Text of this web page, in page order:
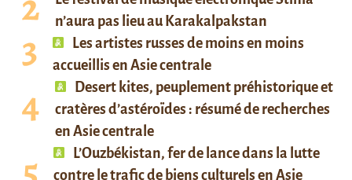
n’aura pas lieu au Karakalpakstan
Les artistes russes de moins en moins
accueillis en Asie centrale
Desert kites, peuplement préhistorique et
cratères d’astéroïdes : résumé de recherches
en Asie centrale
L’Ouzbékistan, fer de lance dans la lutte
contre le trafic de biens culturels en Asie